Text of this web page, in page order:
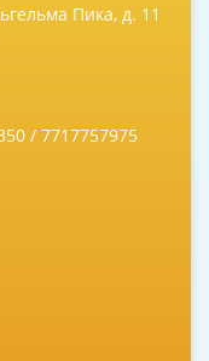
Пика, д. 11
/ 7717757975